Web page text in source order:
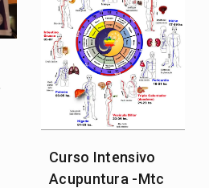
Curso Intensivo
Acupuntura -Mtc